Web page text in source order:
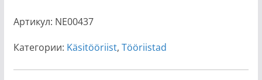
Артикул: NE00437
Категории: Käsitööriist, Tööriistad